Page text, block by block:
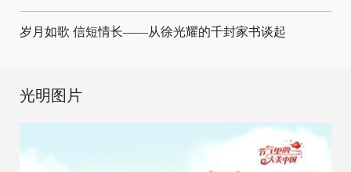
岁月如歌 信短情长——从徐光耀的千封家书谈起
光明图片